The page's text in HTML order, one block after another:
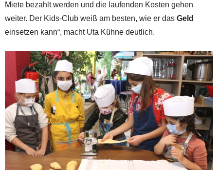
Miete bezahlt werden und die laufenden Kosten gehen
weiter. Der Kids-Club weiß am besten, wie er das Geld
einsetzen kann“, macht Uta Kühne deutlich.